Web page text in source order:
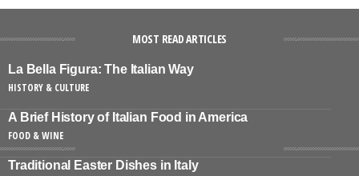
MOST READ ARTICLES
La Bella Figura: The Italian Way
HISTORY & CULTURE
A Brief History of Italian Food in America
FOOD & WINE
Traditional Easter Dishes in Italy